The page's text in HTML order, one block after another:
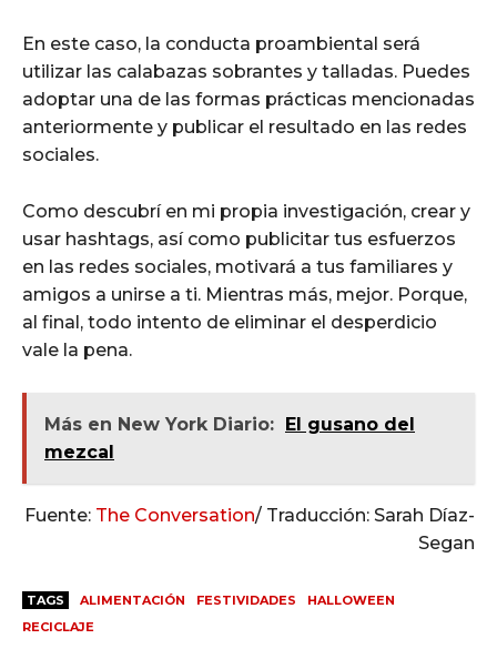
En este caso, la conducta proambiental será
utilizar las calabazas sobrantes y talladas. Puedes
adoptar una de las formas prácticas mencionadas
anteriormente y publicar el resultado en las redes
sociales.
Como descubrí en mi propia investigación, crear y
usar hashtags, así como publicitar tus esfuerzos
en las redes sociales, motivará a tus familiares y
amigos a unirse a ti. Mientras más, mejor. Porque,
al final, todo intento de eliminar el desperdicio
vale la pena.
Más en New York Diario:
El gusano del
mezcal
Fuente: The Conversation/ Traducción: Sarah Díaz-
Segan
TAGS ALIMENTACIÓN FESTIVIDADES
HALLOWEEN
RECICLAJE